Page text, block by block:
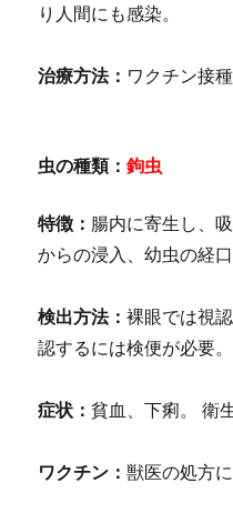
り人間にも感染。
治療方法： ワクチン接
虫の種類：鉤虫
特徴： 腸内に寄生し、
からの浸入、幼虫の経
検出方法：裸眼では視
認するには検便が必要。
症状：貧血、下痢。 衛
ワクチン：獣医の処方